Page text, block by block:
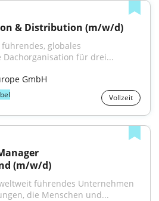
& Distribution (m/w/d)
globales
Dachorganisation für drei...
GmbH
Vollzeit
(m/w/d)
führendes Unternehmen
die Menschen und...